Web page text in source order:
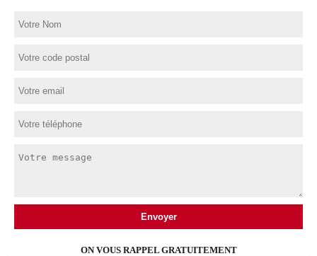
ON VOUS RAPPEL GRATUITEMENT